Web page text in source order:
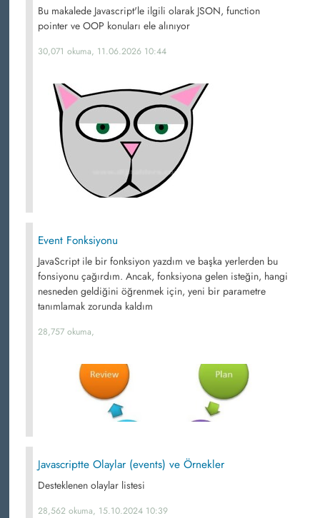
Bu makalede Javascript'le ilgili olarak JSON, function
pointer ve OOP konuları ele alınıyor
30,071 okuma, 11.06.2026 10:44
Event Fonksiyonu
JavaScript ile bir fonksiyon yazdım ve başka yerlerden bu
fonsiyonu çağırdım. Ancak, fonksiyona gelen isteğin, hangi
nesneden geldiğini öğrenmek için, yeni bir parametre
tanımlamak zorunda kaldım
28,757 okuma,
Javascriptte Olaylar (events) ve Örnekler
Desteklenen olaylar listesi
28,562 okuma, 15.10.2024 10:39